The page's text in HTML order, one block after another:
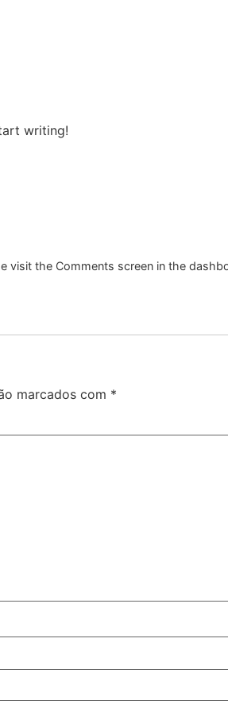
writing!
visit the Comments screen in the
marcados com *